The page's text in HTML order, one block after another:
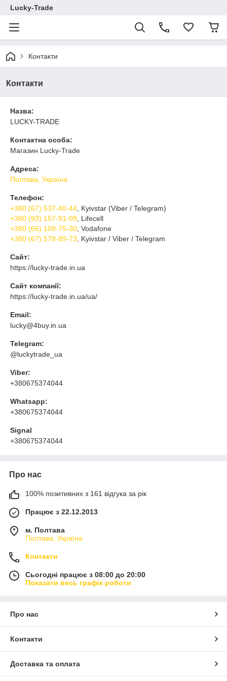
Lucky-Trade
Контакти
Контакти
Назва:
LUCKY-TRADE
Контактна особа:
Магазин Lucky-Trade
Адреса:
Полтава, Україна
Телефон:
+380 (67) 537-40-44 , Kyivstar (Viber / Telegram)
+380 (93) 157-91-09 , Lifecell
+380 (66) 109-75-30 , Vodafone
+380 (67) 578-89-73 , Kyivstar / Viber / Telegram
Сайт:
https://lucky-trade.in.ua
Сайт компанії:
https://lucky-trade.in.ua/ua/
Email:
lucky@4buy.in.ua
Telegram:
@luckytrade_ua
Viber:
+380675374044
Whatsapp:
+380675374044
Signal
+380675374044
Про нас
100% позитивних з 161 відгука за рік
Працює з 22.12.2013
м. Полтава
Полтава, Україна
Контакти
Сьогодні працює з 08:00 до 20:00
Показати весь графік роботи
Про нас
Контакти
Доставка та оплата